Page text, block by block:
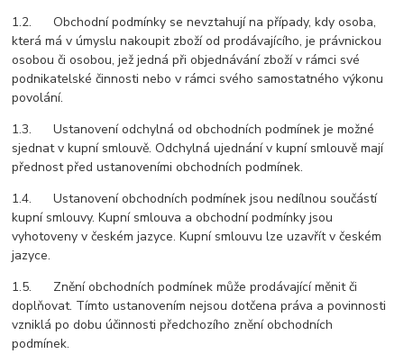
1.2. Obchodní podmínky se nevztahují na případy, kdy osoba,
která má v úmyslu nakoupit zboží od prodávajícího, je právnickou
osobou či osobou, jež jedná při objednávání zboží v rámci své
podnikatelské činnosti nebo v rámci svého samostatného výkonu
povolání.
1.3. Ustanovení odchylná od obchodních podmínek je možné
sjednat v kupní smlouvě. Odchylná ujednání v kupní smlouvě mají
přednost před ustanoveními obchodních podmínek.
1.4. Ustanovení obchodních podmínek jsou nedílnou součástí
kupní smlouvy. Kupní smlouva a obchodní podmínky jsou
vyhotoveny v českém jazyce. Kupní smlouvu lze uzavřít v českém
jazyce.
1.5. Znění obchodních podmínek může prodávající měnit či
doplňovat. Tímto ustanovením nejsou dotčena práva a povinnosti
vzniklá po dobu účinnosti předchozího znění obchodních
podmínek.